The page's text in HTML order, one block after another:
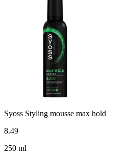
Syoss Styling mousse max hold
8.49
250 ml